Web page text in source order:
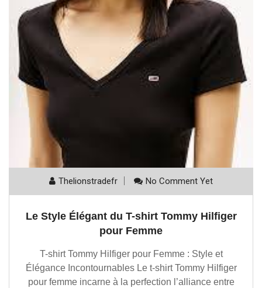
Thelionstradefr No Comment Yet
Le Style Élégant du T-shirt Tommy Hilfiger
pour Femme
T-shirt Tommy Hilfiger pour Femme : Style et
Élégance Incontournables Le t-shirt Tommy Hilfiger
pour femme incarne à la perfection l’alliance entre